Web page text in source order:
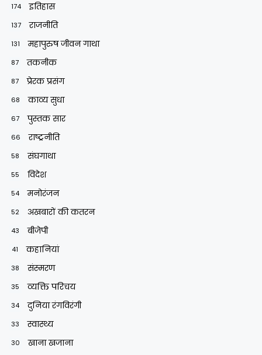
174 इतिहास
137 राजनीति
131 महापुरुष जीवन गाथा
87 तकनीक
87 प्रेरक प्रसंग
68 काव्य सुधा
67 पुस्तक सार
66 राष्ट्रनीति
58 संघगाथा
55 विदेश
54 मनोरंजन
52 अखबारों की कतरन
43 बीजेपी
41 कहानियां
38 संस्मरण
35 व्यक्ति परिचय
34 दुनिया रंगविरंगी
33 स्वास्थ्य
30 खाना खजाना